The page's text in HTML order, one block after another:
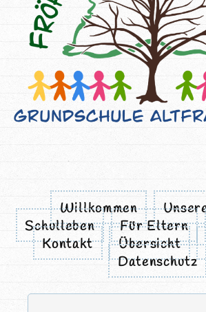
Willkommen
Schulleben
Für Eltern
Kontakt
Übersicht
Datenschutz